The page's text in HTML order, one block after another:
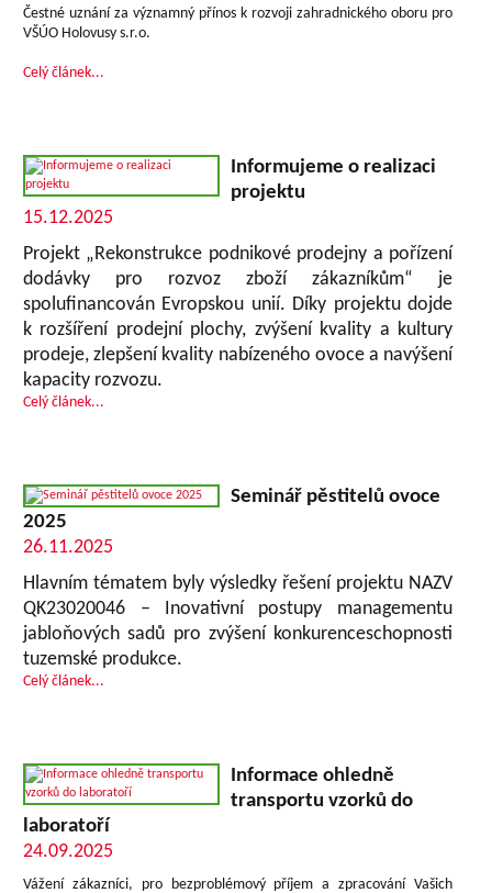
Čestné uznání za významný přínos k rozvoji zahradnického oboru pro
VŠÚO Holovusy s.r.o.
Celý článek...
Informujeme o realizaci
projektu
15.12.2025
Projekt „Rekonstrukce podnikové prodejny a pořízení
dodávky pro rozvoz zboží zákazníkům“ je
spolufinancován Evropskou unií. Díky projektu dojde
k rozšíření prodejní plochy, zvýšení kvality a kultury
prodeje, zlepšení kvality nabízeného ovoce a navýšení
kapacity rozvozu.
Celý článek...
Seminář pěstitelů ovoce
2025
26.11.2025
Hlavním tématem byly výsledky řešení projektu NAZV
QK23020046 – Inovativní postupy managementu
jabloňových sadů pro zvýšení konkurenceschopnosti
tuzemské produkce.
Celý článek...
Informace ohledně
transportu vzorků do
laboratoří
24.09.2025
Vážení zákazníci, pro bezproblémový příjem a zpracování Vašich